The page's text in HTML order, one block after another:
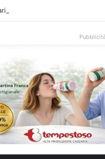
ferme le visite a Nardò